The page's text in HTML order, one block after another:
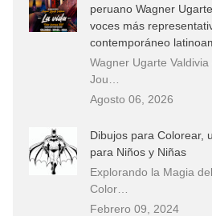
peruano Wagner
voces más
contemporáneo
Wagner Ugarte
Jou…
Agosto 06, 2026
Dibujos para Colorear,
para Niños y Niñas
Explorando la Magia
Color…
Febrero 09, 2024